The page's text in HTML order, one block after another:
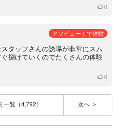
いいね
0
アソビュー！で体験
タッフさんの誘導が非常にスム
捌けていくのでたくさんの体験
いいね
0
一覧（4,792） 次へ